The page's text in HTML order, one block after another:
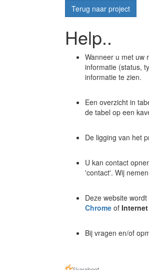
Terug naar project
Help..
Wanneer u met uw
informatie (status,
informatie te zien.
Een overzicht in
de tabel op een
De ligging van het
U kan contact
'contact'. Wij
Deze website
Chrome of
Bij vragen en/of